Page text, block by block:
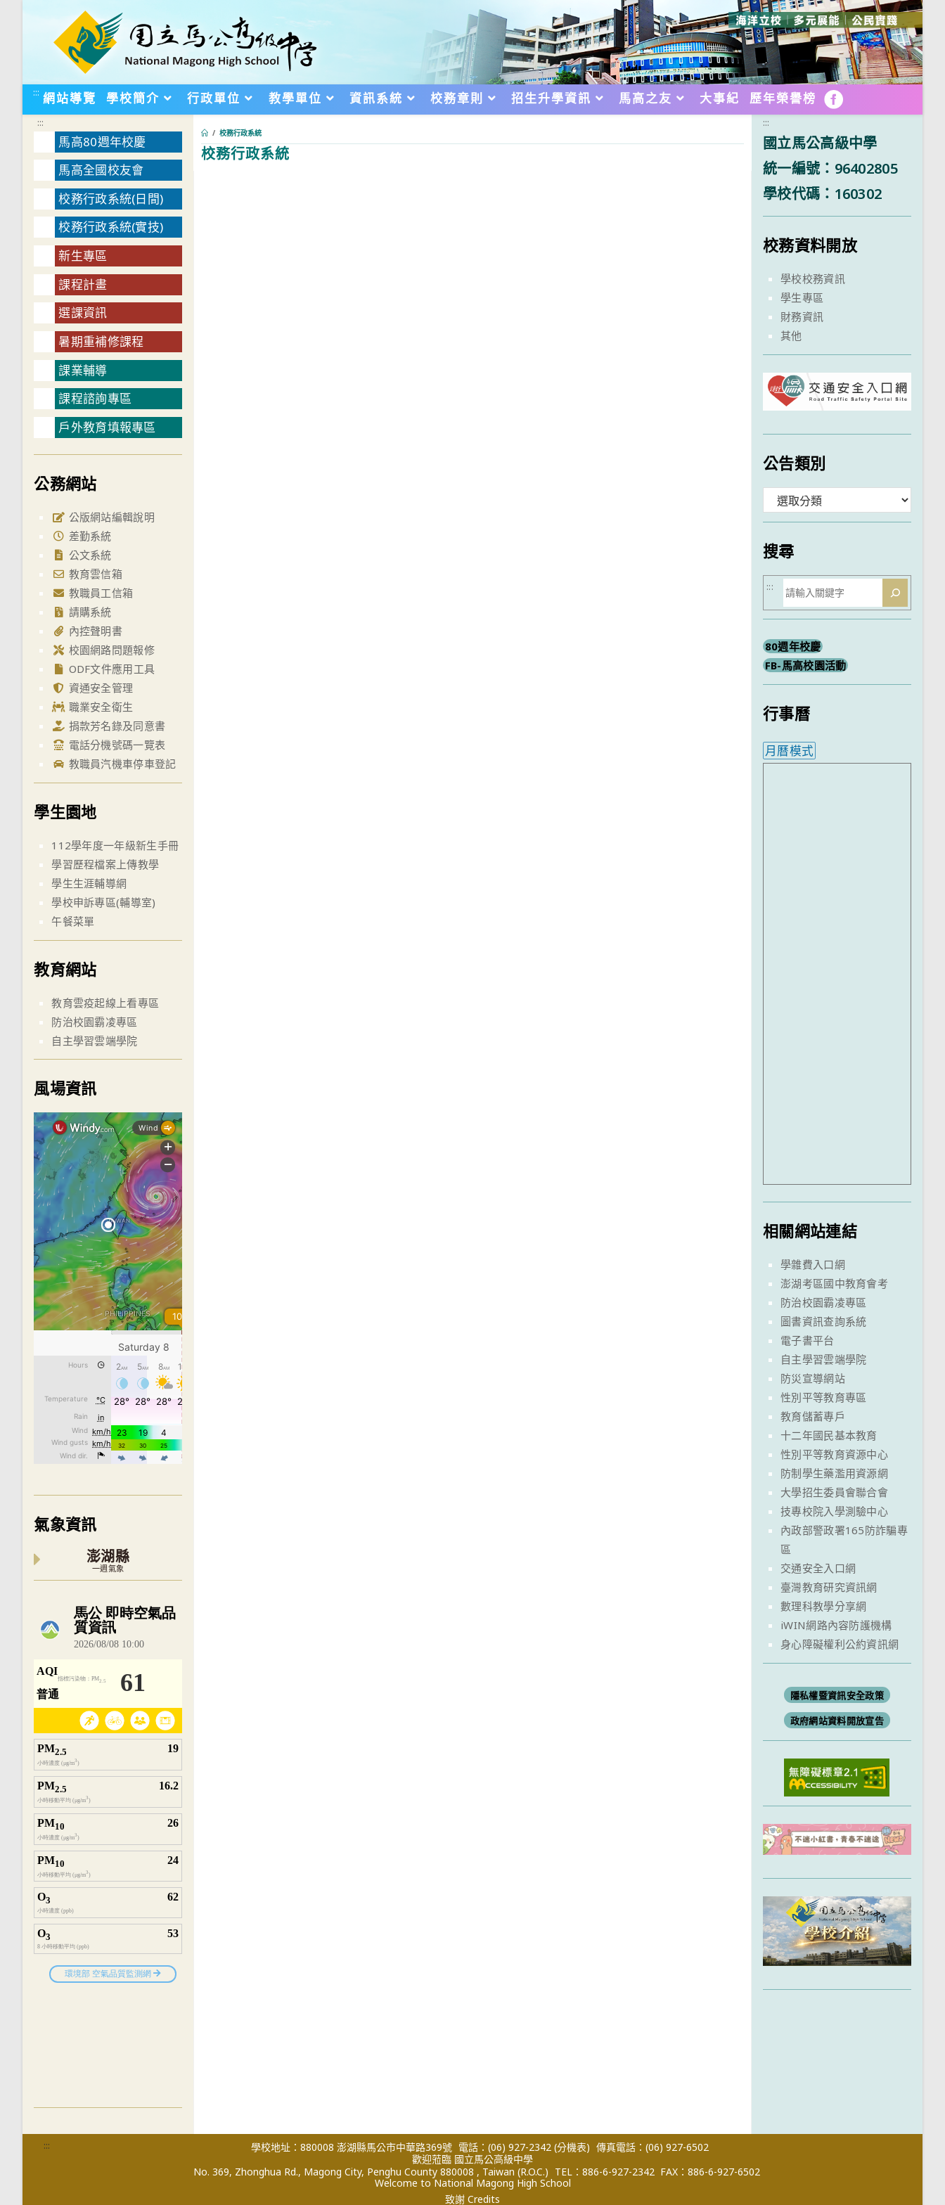
::: 網站導覽 學校簡介 行政單位 教學單位 資訊系統 校務章則 招生升學資訊 馬高之友 大事紀 歷年榮譽榜 FB
校務行政系統
/ 校務行政系統
:::
馬高80週年校慶
馬高全國校友會
校務行政系統(日間)
校務行政系統(實技)
新生專區
課程計畫
選課資訊
暑期重補修課程
課業輔導
課程諮詢專區
戶外教育填報專區
公務網站
公版網站編輯說明
差勤系統
公文系統
教育雲信箱
教職員工信箱
請購系統
內控聲明書
校園網路問題報修
ODF文件應用工具
資通安全管理
職業安全衛生
捐款芳名錄及同意書
電話分機號碼一覽表
教職員汽機車停車登記
學生園地
112學年度一年級新生手冊
學習歷程檔案上傳教學
學生生涯輔導網
學校申訴專區(輔導室)
午餐菜單
教育網站
教育雲疫起線上看專區
防治校園霸凌專區
自主學習雲端學院
風場資訊
氣象資訊
澎湖縣
一週氣象
內嵌空氣品質小工具為視覺預覽，完整即時空氣品質資料請開啟
:::
國立馬公高級中學
統一編號：96402805
學校代碼：160302
校務資料開放
學校校務資訊
學生專區
財務資訊
其他
公告類別
類
搜尋
搜
尋
:::
80週年校慶
FB-馬高校園活動
行事曆
月曆模式
相關網站連結
學雜費入口網
澎湖考區國中教育會考
防治校園霸凌專區
圖書資訊查詢系統
電子書平台
自主學習雲端學院
防災宣導網站
性別平等教育專區
教育儲蓄專戶
十二年國民基本教育
性別平等教育資源中心
防制學生藥濫用資源網
大學招生委員會聯合會
技專校院入學測驗中心
內政部警政署165防詐騙專
區
交通安全入口網
臺灣教育研究資訊網
數理科教學分享網
iWIN網路內容防護機構
身心障礙權利公約資訊網
隱私權暨資訊安全政策
政府網站資料開放宣告
::: 學校地址：880008 澎湖縣馬公市中華路369號 電話：(06) 927-2342 (分機表) 傳真電話：(06) 927-6502
歡迎蒞臨 國立馬公高級中學
No. 369, Zhonghua Rd., Magong City, Penghu County 880008 , Taiwan (R.O.C.) TEL：886-6-927-2342 FAX：886-6-927-6502
Welcome to National Magong High School
致謝 Credits